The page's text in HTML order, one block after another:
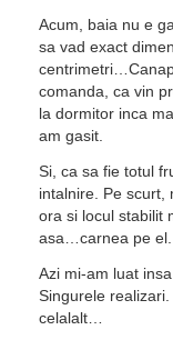
Acum, baia nu e
sa vad exact
comanda, ca vin
la dormitor inca
am gasit.
Si, ca sa fie totul
intalnire. Pe scurt,
ora si locul stabilit
asa…carnea pe el.
Azi mi-am luat
Singurele
celalalt…